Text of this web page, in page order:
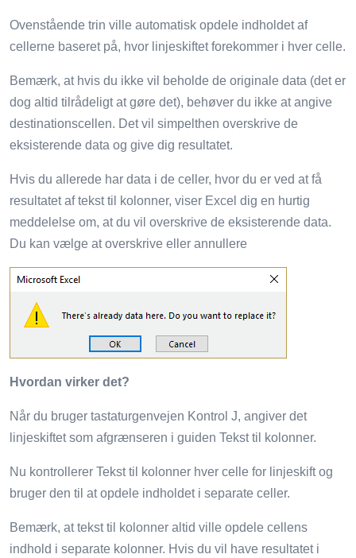
Ovenstående trin ville automatisk opdele indholdet af
cellerne baseret på, hvor linjeskiftet forekommer i hver celle.
Bemærk, at hvis du ikke vil beholde de originale data (det er
dog altid tilrådeligt at gøre det), behøver du ikke at angive
destinationscellen. Det vil simpelthen overskrive de
eksisterende data og give dig resultatet.
Hvis du allerede har data i de celler, hvor du er ved at få
resultatet af tekst til kolonner, viser Excel dig en hurtig
meddelelse om, at du vil overskrive de eksisterende data.
Du kan vælge at overskrive eller annullere
Hvordan virker det?
Når du bruger tastaturgenvejen Kontrol J, angiver det
linjeskiftet som afgrænseren i guiden Tekst til kolonner.
Nu kontrollerer Tekst til kolonner hver celle for linjeskift og
bruger den til at opdele indholdet i separate celler.
Bemærk, at tekst til kolonner altid ville opdele cellens
indhold i separate kolonner. Hvis du vil have resultatet i